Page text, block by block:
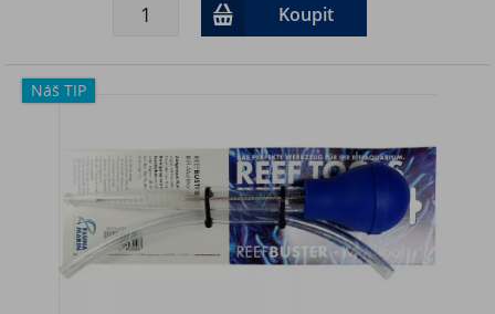
Koupit
Náš TIP